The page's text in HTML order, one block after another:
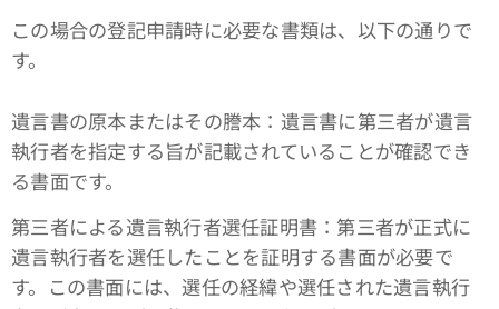
この場合の登記申請時に必要な書類は、以下の通りで
す。
遺言書の原本またはその謄本：遺言書に第三者が遺言
執行者を指定する旨が記載されていることが確認でき
る書面です。
第三者による遺言執行者選任証明書：第三者が正式に
遺言執行者を選任したことを証明する書面が必要で
す。この書面には、選任の経緯や選任された遺言執行